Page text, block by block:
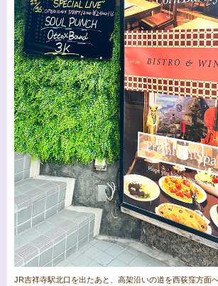
JR吉祥寺駅北口を出たあと、高架沿いの道を西荻窪方面